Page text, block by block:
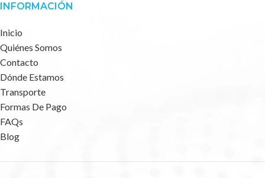
INFORMACIÓN
Inicio
Quiénes Somos
Contacto
Dónde Estamos
Transporte
Formas De Pago
FAQs
Blog